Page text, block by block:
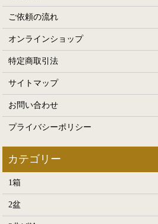
ご依頼の流れ
オンラインショップ
特定商取引法
サイトマップ
お問い合わせ
プライバシーポリシー
1箱
2盆